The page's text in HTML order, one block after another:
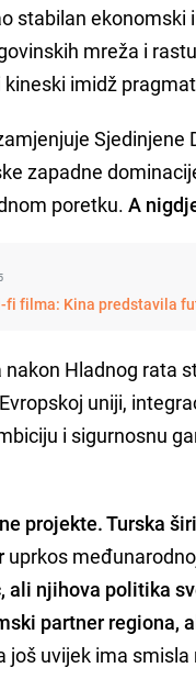
stabilan
mreža i
imidž
zapadne
poretku.A
fi filma: Kina predstavila
Hladnog rata
uniji,
i sigurnosnu
projekte. Turska
uprkos
njihova politika
partner regiona,
uvijek ima